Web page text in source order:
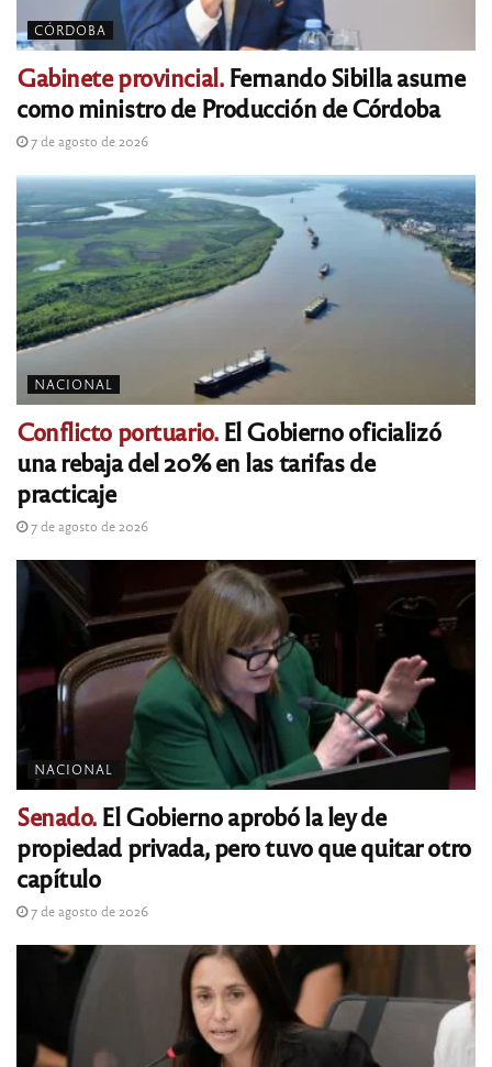
CÓRDOBA
Gabinete provincial.Fernando Sibilla asume
como ministro de Producción de Córdoba
7 de agosto de 2026
NACIONAL
Conflicto portuario.El Gobierno oficializó
una rebaja del 20% en las tarifas de
practicaje
7 de agosto de 2026
NACIONAL
Senado.El Gobierno aprobó la ley de
propiedad privada, pero tuvo que quitar otro
capítulo
7 de agosto de 2026